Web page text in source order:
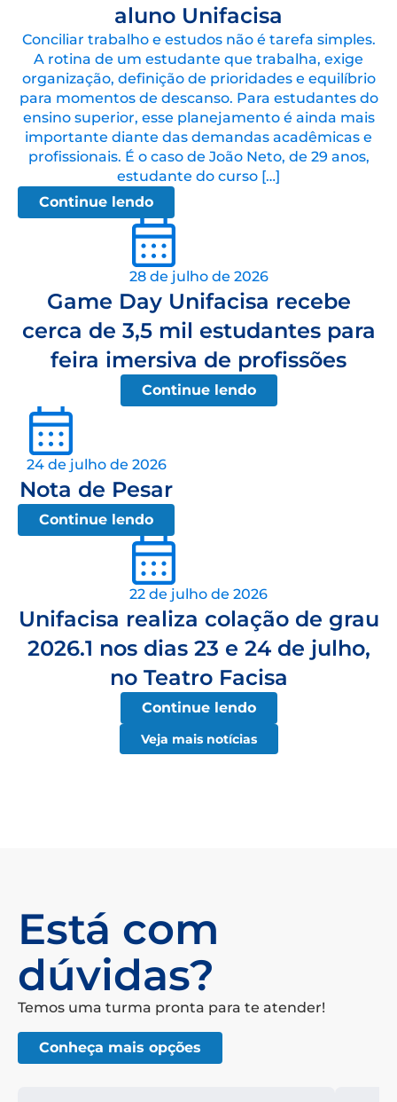
aluno Unifacisa
Conciliar trabalho e estudos não é tarefa simples.
A rotina de um estudante que trabalha, exige
organização, definição de prioridades e equilíbrio
para momentos de descanso. Para estudantes do
ensino superior, esse planejamento é ainda mais
importante diante das demandas acadêmicas e
profissionais. É o caso de João Neto, de 29 anos,
estudante do curso […]
Continue lendo
28 de julho de 2026
Game Day Unifacisa recebe
cerca de 3,5 mil estudantes para
feira imersiva de profissões
Continue lendo
24 de julho de 2026
Nota de Pesar
Continue lendo
22 de julho de 2026
Unifacisa realiza colação de grau
2026.1 nos dias 23 e 24 de julho,
no Teatro Facisa
Continue lendo
Veja mais notícias
Está com
dúvidas?
Temos uma turma pronta para te atender!
Conheça mais opções